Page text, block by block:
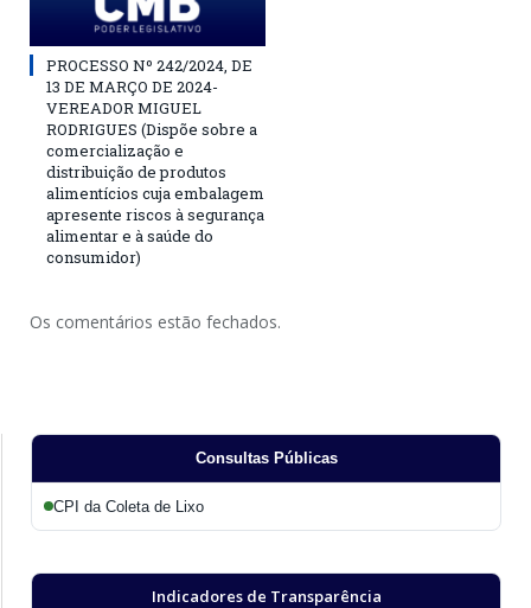
PROCESSO Nº 242/2024, DE
13 DE MARÇO DE 2024-
VEREADOR MIGUEL
RODRIGUES (Dispõe sobre a
comercialização e
distribuição de produtos
alimentícios cuja embalagem
apresente riscos à segurança
alimentar e à saúde do
consumidor)
Os comentários estão fechados.
Consultas Públicas
CPI da Coleta de Lixo
Indicadores de Transparência